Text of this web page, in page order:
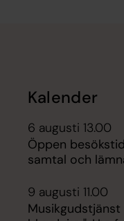
Kalender
6 augusti 13.00
Öppen
samtal och
9 augusti 11.00
Musikgudstjänst